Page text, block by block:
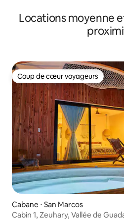
Locations moyenne
Coup de cœur voyageurs
Coup de cœur voyageurs
Cabane ⋅ San Marcos
Cabin 1, Zeuhary, Vallée de